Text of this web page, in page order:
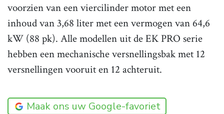
voorzien van een viercilinder motor met een
inhoud van 3,68 liter met een vermogen van 64,6
kW (88 pk). Alle modellen uit de EK PRO serie
hebben een mechanische versnellingsbak met 12
versnellingen vooruit en 12 achteruit.
Maak ons uw Google-favoriet